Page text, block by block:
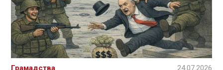
Грамадства 24.07.2026